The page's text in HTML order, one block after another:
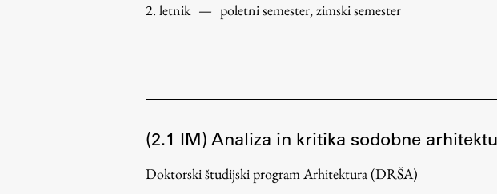
Spletni arhiv DEPO
2. letnik — poletni semester, zimski semester
(2.1 IM) Analiza in kritika sodobne
Doktorski študijski program Arhitektura (DRŠA)